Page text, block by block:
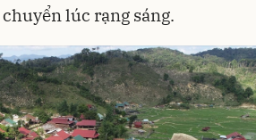
lúc rạng sáng.